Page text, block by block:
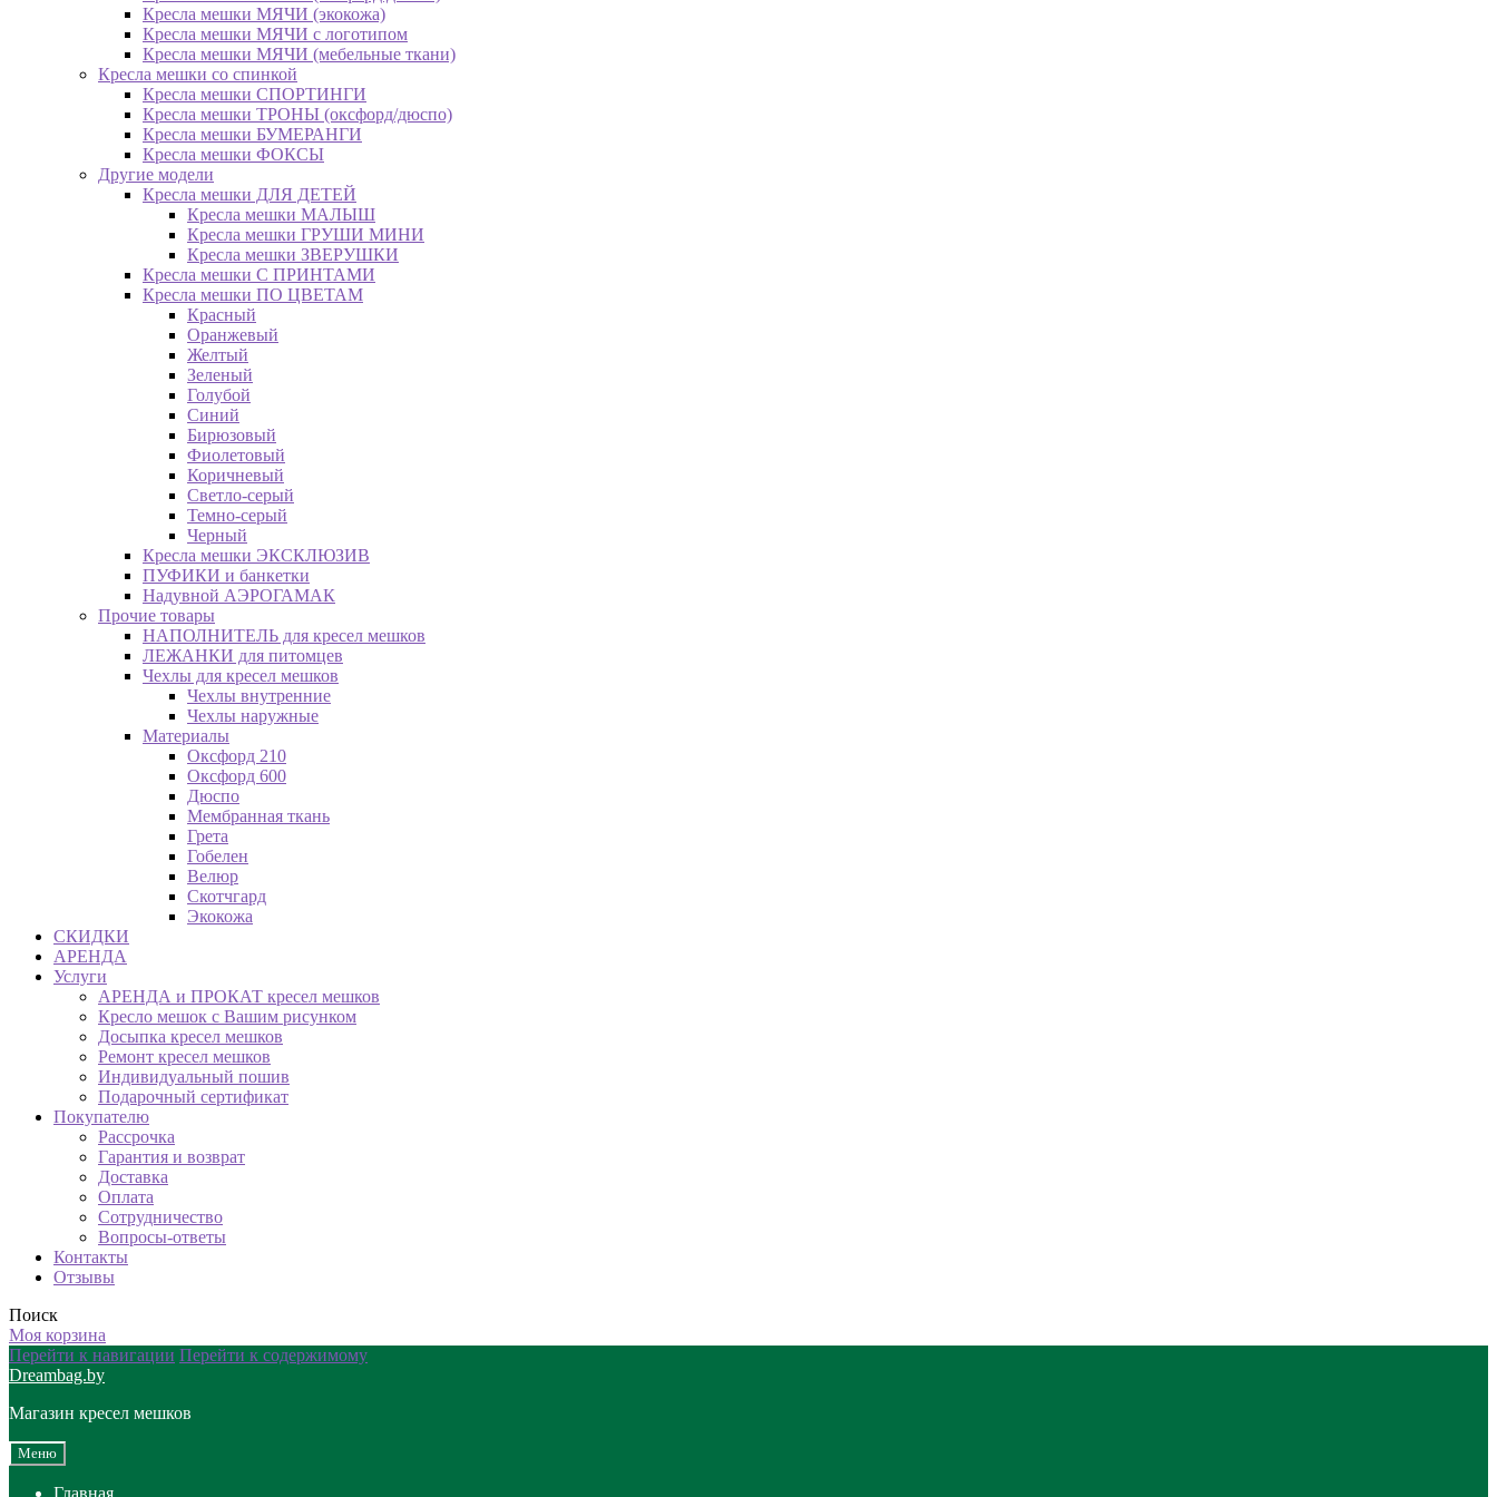
Кресла мешки МЯЧИ (экокожа)
Кресла мешки МЯЧИ с логотипом
Кресла мешки МЯЧИ (мебельные ткани)
Кресла мешки со спинкой
Кресла мешки СПОРТИНГИ
Кресла мешки ТРОНЫ (оксфорд/дюспо)
Кресла мешки БУМЕРАНГИ
Кресла мешки ФОКСЫ
Другие модели
Кресла мешки ДЛЯ ДЕТЕЙ
Кресла мешки МАЛЫШ
Кресла мешки ГРУШИ МИНИ
Кресла мешки ЗВЕРУШКИ
Кресла мешки С ПРИНТАМИ
Кресла мешки ПО ЦВЕТАМ
Красный
Оранжевый
Желтый
Зеленый
Голубой
Синий
Бирюзовый
Фиолетовый
Коричневый
Светло-серый
Темно-серый
Черный
Кресла мешки ЭКСКЛЮЗИВ
ПУФИКИ и банкетки
Надувной АЭРОГАМАК
Прочие товары
НАПОЛНИТЕЛЬ для кресел мешков
ЛЕЖАНКИ для питомцев
Чехлы для кресел мешков
Чехлы внутренние
Чехлы наружные
Материалы
Оксфорд 210
Оксфорд 600
Дюспо
Мембранная ткань
Грета
Гобелен
Велюр
Скотчгард
Экокожа
СКИДКИ
АРЕНДА
Услуги
АРЕНДА и ПРОКАТ кресел мешков
Кресло мешок с Вашим рисунком
Досыпка кресел мешков
Ремонт кресел мешков
Индивидуальный пошив
Подарочный сертификат
Покупателю
Рассрочка
Гарантия и возврат
Доставка
Оплата
Сотрудничество
Вопросы-ответы
Контакты
Отзывы
Поиск
Моя корзина
Перейти к навигации Перейти к содержимому
Dreambag.by
Магазин кресел мешков
Меню
Главная